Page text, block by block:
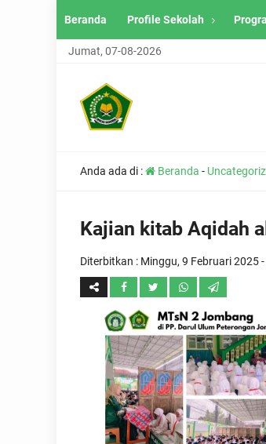
Beranda Profile Sekolah
Jumat, 07-08-2026
Anda ada di : Beranda -
Kajian kitab Aqidah
Diterbitkan : Minggu, 9 Februari 2025